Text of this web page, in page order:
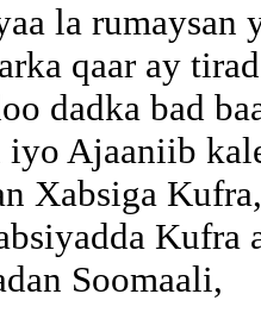
la rumaysan
qaar ay
dadka bad
Ajaaniib
Xabsiga
Kufra
Soomaali,